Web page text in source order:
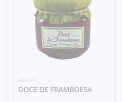
DOCES
DOCE DE FRAMBOESA